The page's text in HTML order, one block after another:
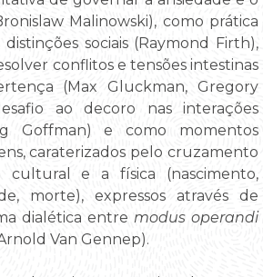
Malinowski), como prática
sociais (Raymond Firth),
conflitos e tensões intestinas
(Max Gluckman, Gregory
ao decoro nas interações
Goffman) e como momentos
caraterizados pelo cruzamento
cultural e a física (nascimento,
morte), expressos através de
dialética entre modus operandi
Van Gennep).